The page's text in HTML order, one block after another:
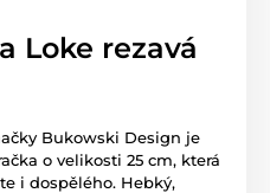
Loke rezavá
Bukowski Design je
o velikosti 25 cm, která
i dospělého. Hebký,